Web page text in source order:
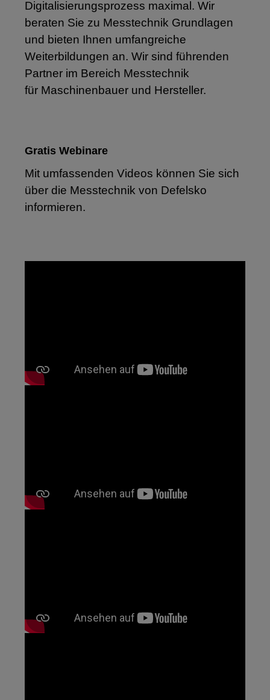
Digitalisierungsprozess maximal. Wir
beraten Sie zu Messtechnik Grundlagen
und bieten Ihnen umfangreiche
Weiterbildungen an. Wir sind führenden
Partner im Bereich Messtechnik
für Maschinenbauer und Hersteller.
Gratis Webinare
Mit umfassenden Videos können Sie sich
über die Messtechnik von Defelsko
informieren.